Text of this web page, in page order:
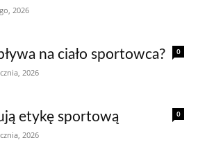
2026
0
na ciało sportowca?
2026
0
etykę sportową
2026